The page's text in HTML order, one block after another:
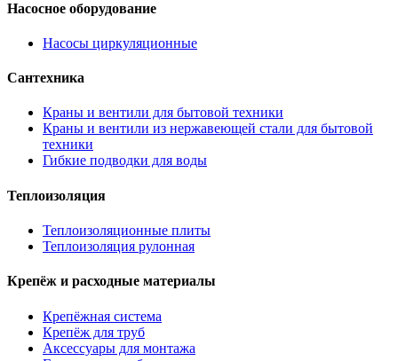
Насосное оборудование
Насосы циркуляционные
Сантехника
Краны и вентили для бытовой техники
Краны и вентили из нержавеющей стали для бытовой
техники
Гибкие подводки для воды
Теплоизоляция
Теплоизоляционные плиты
Теплоизоляция рулонная
Крепёж и расходные материалы
Крепёжная система
Крепёж для труб
Аксессуары для монтажа